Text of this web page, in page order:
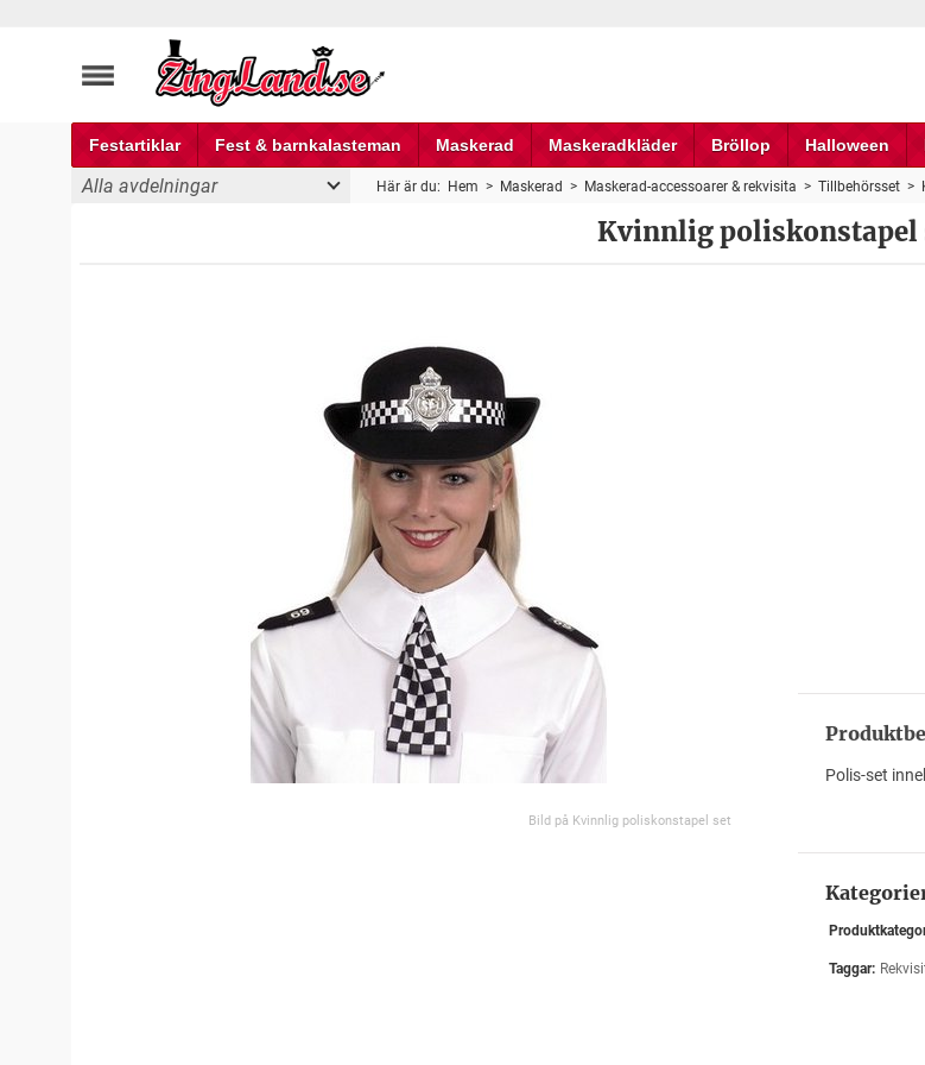
Festartiklar Fest & barnkalasteman Maskerad Maskeradkläder Bröllop Halloween
Alla avdelningar Här är du: Hem > Maskerad > Maskerad-accessoarer & rekvisita > Tillbehörsset>
Kvinnlig poliskonstapel
Bild på Kvinnlig poliskonstapel set
Polis-set
Taggar: